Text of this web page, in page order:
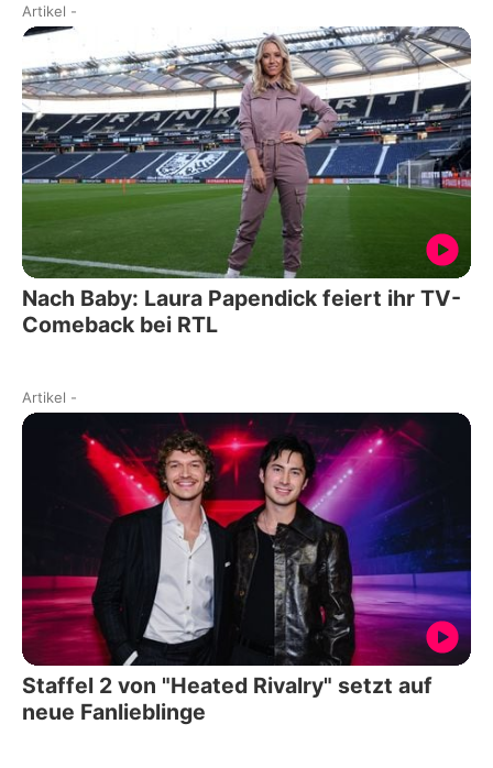
Artikel -
Nach Baby: Laura Papendick feiert ihr TV-
Comeback bei RTL
Artikel -
Staffel 2 von "Heated Rivalry" setzt auf
neue Fanlieblinge